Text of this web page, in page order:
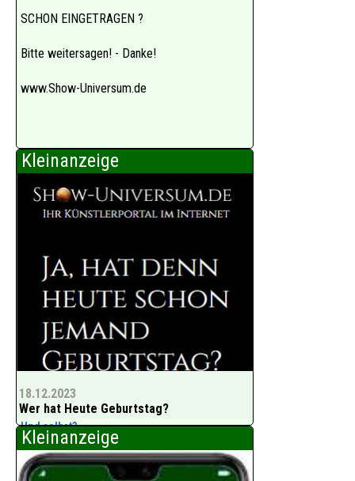
SCHON EINGETRAGEN ?
Bitte weitersagen! - Danke!
www.Show-Universum.de
Kleinanzeige
18.12.2023
Wer hat Heute Geburtstag?
Und selbst?
Schon eingetragen?
Kleinanzeige